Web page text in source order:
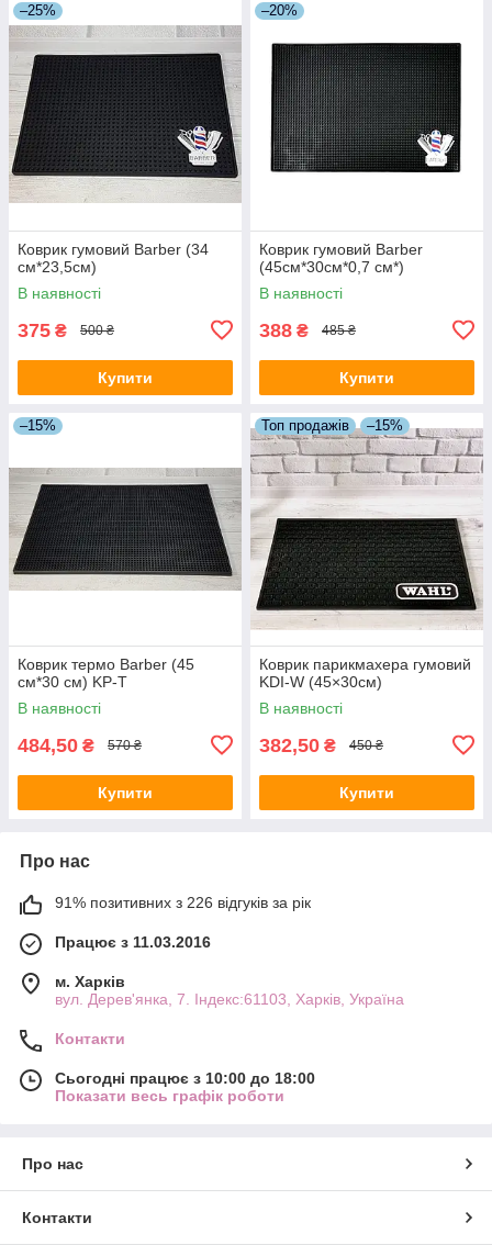
–25%
Коврик гумовий Barber (34
см*23,5см)
В наявності
375 ₴ 500 ₴
Купити
–20%
Коврик гумовий Barber
(45см*30см*0,7 см*)
В наявності
388 ₴ 485 ₴
Купити
–15%
Коврик термо Barber (45
см*30 см) KP-T
В наявності
484,50 ₴ 570 ₴
Купити
Топ продажів –15%
Коврик парикмахера гумовий
KDI-W (45×30см)
В наявності
382,50 ₴ 450 ₴
Купити
Про нас
91% позитивних з 226 відгуків за рік
Працює з 11.03.2016
м. Харків
вул. Дерев'янка, 7. Індекс:61103, Харків, Україна
Контакти
Сьогодні працює з 10:00 до 18:00
Показати весь графік роботи
Про нас
Контакти